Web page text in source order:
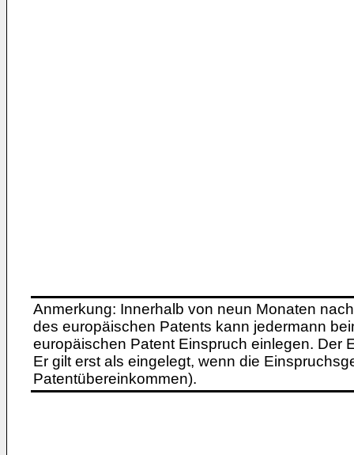
Anmerkung: Innerhalb von neun Monaten
des europäischen Patents kann jedermann
europäischen Patent Einspruch einlegen. Der
Er gilt erst als eingelegt, wenn die
Patentübereinkommen).